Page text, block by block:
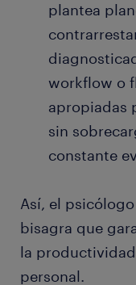
plantea
workflow o
apropiadas
sin
constante
Así, el
bisagra que
la
personal.